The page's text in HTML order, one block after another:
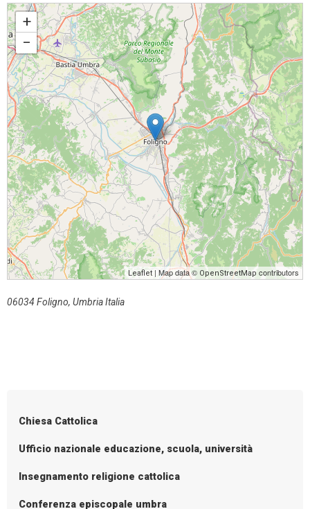
Il Vescovo incontra il mondo della scuola
+
−
Leaflet | Map data © OpenStreetMap contributors
06034 Foligno, Umbria Italia
Chiesa Cattolica
Ufficio nazionale educazione, scuola, università
Insegnamento religione cattolica
Conferenza episcopale umbra